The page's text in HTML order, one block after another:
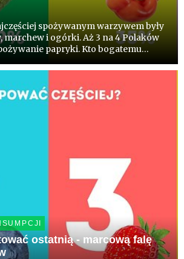
spożywanym warzywem były
marchew i ogórki. Aż 3 na 4 Polaków
papryki. Kto bogatemu
chęć kupowania częściej niż
ostatnią - marcową falę